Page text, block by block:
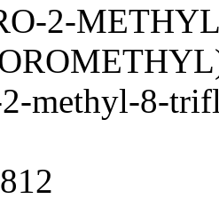
2-
methyl-8-